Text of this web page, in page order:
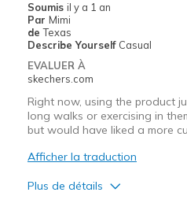
Width
Sizing
Soumis il y a 1 an
Par Mimi
de Texas
Describe Yourself Casual
EVALUER À
skechers.com
Right now, using the product
long walks or exercising in
but would have liked a more
Afficher la traduction
Plus de détails